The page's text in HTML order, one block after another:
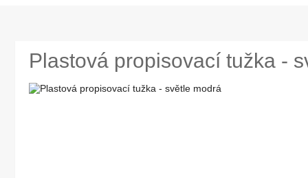
Plastová propisovací tužka -